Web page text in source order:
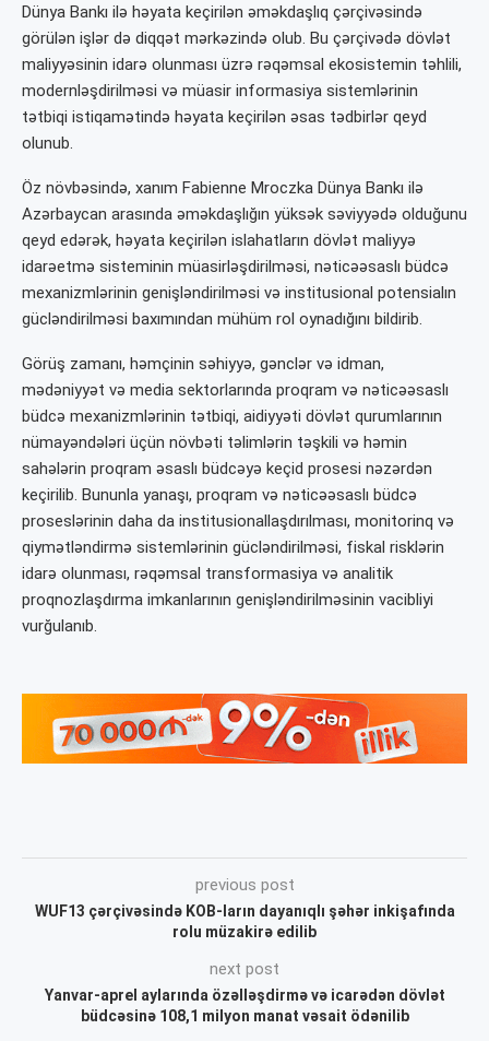
Dünya Bankı ilə həyata keçirilən əməkdaşlıq çərçivəsində
görülən işlər də diqqət mərkəzində olub. Bu çərçivədə dövlət
maliyyəsinin idarə olunması üzrə rəqəmsal ekosistemin təhlili,
modernləşdirilməsi və müasir informasiya sistemlərinin
tətbiqi istiqamətində həyata keçirilən əsas tədbirlər qeyd
olunub.
Öz növbəsində, xanım Fabienne Mroczka Dünya Bankı ilə
Azərbaycan arasında əməkdaşlığın yüksək səviyyədə olduğunu
qeyd edərək, həyata keçirilən islahatların dövlət maliyyə
idarəetmə sisteminin müasirləşdirilməsi, nəticəəsaslı büdcə
mexanizmlərinin genişləndirilməsi və institusional potensialın
gücləndirilməsi baxımından mühüm rol oynadığını bildirib.
Görüş zamanı, həmçinin səhiyyə, gənclər və idman,
mədəniyyət və media sektorlarında proqram və nəticəəsaslı
büdcə mexanizmlərinin tətbiqi, aidiyyəti dövlət qurumlarının
nümayəndələri üçün növbəti təlimlərin təşkili və həmin
sahələrin proqram əsaslı büdcəyə keçid prosesi nəzərdən
keçirilib. Bununla yanaşı, proqram və nəticəəsaslı büdcə
proseslərinin daha da institusionallaşdırılması, monitorinq və
qiymətləndirmə sistemlərinin gücləndirilməsi, fiskal risklərin
idarə olunması, rəqəmsal transformasiya və analitik
proqnozlaşdırma imkanlarının genişləndirilməsinin vacibliyi
vurğulanıb.
previous post
WUF13 çərçivəsində KOB-ların dayanıqlı şəhər inkişafında
rolu müzakirə edilib
next post
Yanvar-aprel aylarında özəlləşdirmə və icarədən dövlət
büdcəsinə 108,1 milyon manat vəsait ödənilib